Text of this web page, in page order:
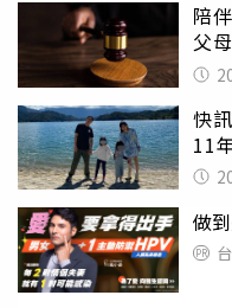
陪
父
快
11
做